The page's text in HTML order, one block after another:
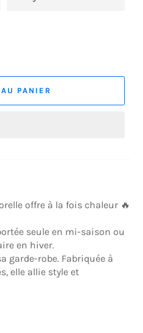
PANIER
offre à la fois chaleur 🔥
seule en mi-saison ou
en hiver.
garde-robe. Fabriquée à
elle allie style et